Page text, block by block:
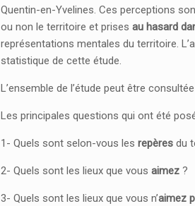
Quentin-en-Yvelines. Ces perceptions
ou non le territoire et prises au hasard
représentations mentales du territoire.
statistique de cette étude.
L’ensemble de l’étude peut être
Les principales questions qui ont été
1- Quels sont selon-vous lesrepères du
2- Quels sont les lieux que vous aimez ?
3- Quels sont les lieux que vous n’aimez